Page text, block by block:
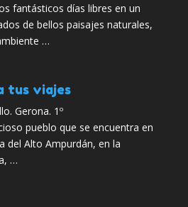
fantásticos días libres en un
de bellos paisajes naturales,
…
tus viajes
Gerona. 1º
pueblo que se encuentra en
del Alto Ampurdán, en la
…